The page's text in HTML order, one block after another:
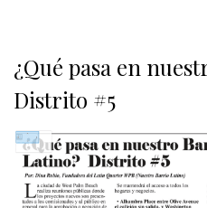
¿Qué pasa en
Distrito #5